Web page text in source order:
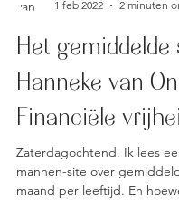
Hanneke van Onna
1 feb 2022
2 minuten
Het gemiddelde
Hanneke van
Financiële